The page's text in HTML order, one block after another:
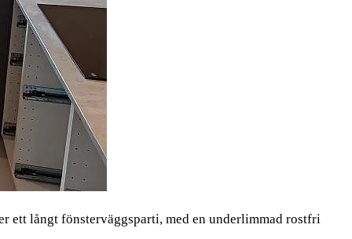
ett långt fönsterväggsparti, med en underlimmad rostfri